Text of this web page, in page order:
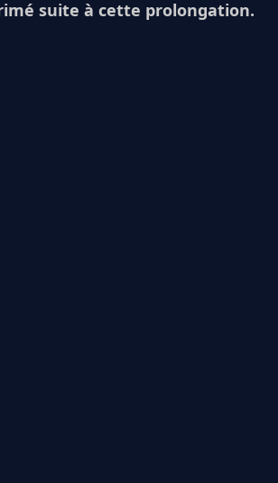
suite à cette prolongation.